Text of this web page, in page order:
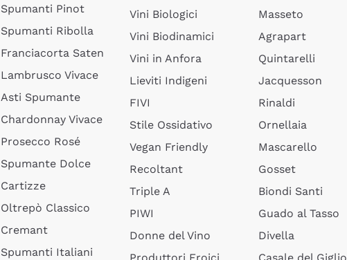
Spumanti Pinot
Spumanti Ribolla
Franciacorta Saten
Lambrusco Vivace
Asti Spumante
Chardonnay Vivace
Prosecco Rosé
Spumante Dolce
Cartizze
Oltrepò Classico
Cremant
Spumanti Italiani
Vini Biologici
Vini Biodinamici
Vini in Anfora
Lieviti Indigeni
FIVI
Stile Ossidativo
Vegan Friendly
Recoltant
Triple A
PIWI
Donne del Vino
Masseto
Agrapart
Quintarelli
Jacquesson
Rinaldi
Ornellaia
Mascarello
Gosset
Biondi Santi
Guado al Tasso
Divella